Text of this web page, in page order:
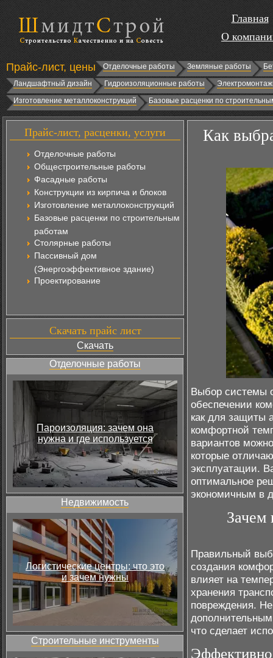
Главная
О
Прайс-лист, цены Отделочные работы Земляные работы
Ландшафтный дизайн
Гидроизоляционные работы
Изготовление металлоконструкций
Базовые расценки по
Прайс-лист, расценки, услуги
Отделочные работы
Общестроительные работы
Фасадные работы
Конструкции из кирпича и блоков
Изготовление металлоконструкций
Базовые расценки по строительным
работам
Столярные работы
Пассивный дом
(Энергоэффективное здание)
Проектирование
Скачать прайс лист
Скачать
Отделочные работы
Пароизоляция: зачем она
нужна и где используется
Недвижимость
Логистические центры: что это
и зачем нужны
Строительные инструменты
Как
Выбор системы
обеспечении
как для защиты
комфортной
вариантов
которые
эксплуатации.
оптимальное
экономичным в
Зачем
Правильный
создания
влияет на
хранения
повреждения.
что сделает